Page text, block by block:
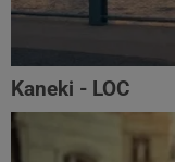
Kaneki - LOC